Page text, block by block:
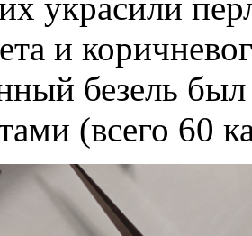
украсили
и
безель
(всего 60